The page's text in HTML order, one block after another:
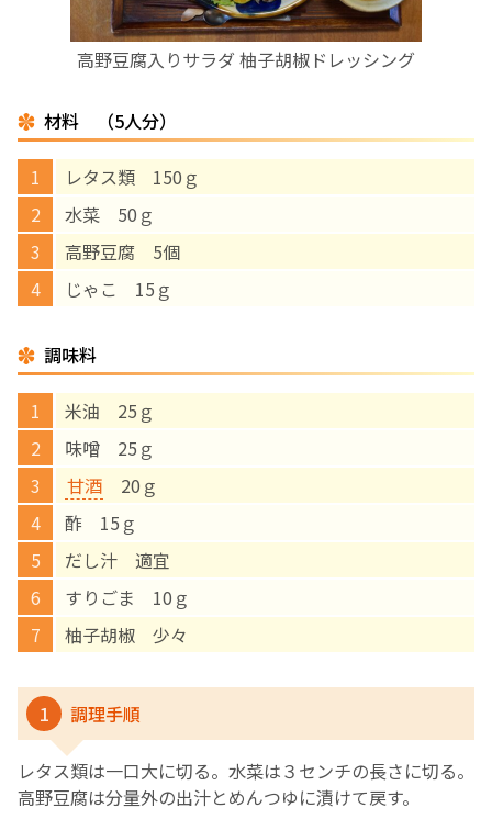
高野豆腐入りサラダ 柚子胡椒ドレッシング
材料 （5人分）
レタス類 150ｇ
水菜 50ｇ
高野豆腐 5個
じゃこ 15ｇ
調味料
米油 25ｇ
味噌 25ｇ
甘酒 20ｇ
酢 15ｇ
だし汁 適宜
すりごま 10ｇ
柚子胡椒 少々
1 調理手順
レタス類は一口大に切る。水菜は３センチの長さに切る。
高野豆腐は分量外の出汁とめんつゆに漬けて戻す。
予防接種
‘さんルーム’ でさまざまな講座・クラス
遠方にお住まいで当院での出産を希望される方へ